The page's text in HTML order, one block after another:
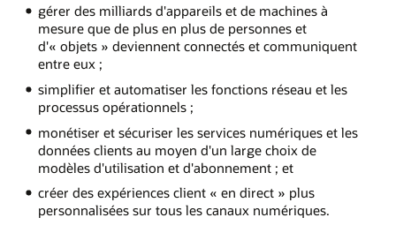
gérer des milliards d'appareils et de machines à
mesure que de plus en plus de personnes et
d'« objets » deviennent connectés et communiquent
entre eux ;
simplifier et automatiser les fonctions réseau et les
processus opérationnels ;
monétiser et sécuriser les services numériques et les
données clients au moyen d'un large choix de
modèles d'utilisation et d'abonnement ; et
créer des expériences client « en direct » plus
personnalisées sur tous les canaux numériques.